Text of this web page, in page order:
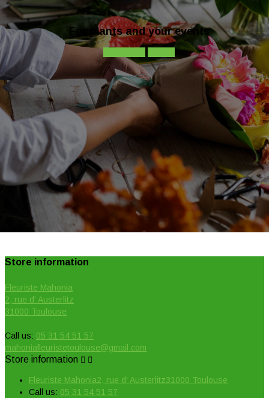
For plants and your events
Store information
Fleuriste Mahonia
2, rue d' Austerlitz
31000 Toulouse
Call us: 05 31 54 51 57
mahoniafleuristetoulouse@gmail.com
Store information  
Fleuriste Mahonia2, rue d' Austerlitz31000 Toulouse
Call us: 05 31 54 51 57